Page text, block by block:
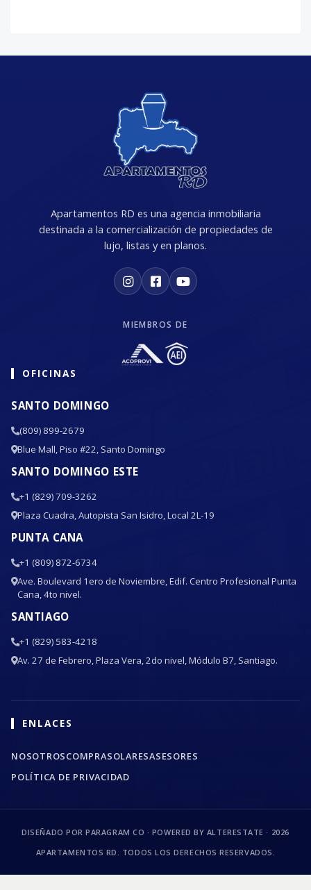
Apartamentos RD es una agencia inmobiliaria
destinada a la comercialización de propiedades de
lujo, listas y en planos.
MIEMBROS DE
OFICINAS
SANTO DOMINGO
(809) 899-2679
Blue Mall, Piso #22, Santo Domingo
SANTO DOMINGO ESTE
+1 (829) 709-3262
Plaza Cuadra, Autopista San Isidro, Local 2L-19
PUNTA CANA
+1 (809) 872-6734
Ave. Boulevard 1ero de Noviembre, Edif. Centro Profesional Punta
Cana, 4to nivel.
SANTIAGO
+1 (829) 583-4218
Av. 27 de Febrero, Plaza Vera, 2do nivel, Módulo B7, Santiago.
ENLACES
NOSOTROSCOMPRASOLARESASESORES
POLÍTICA DE PRIVACIDAD
DISEÑADO POR PARAGRAM CO · POWERED BY ALTERESTATE · 2026
APARTAMENTOS RD. TODOS LOS DERECHOS RESERVADOS.